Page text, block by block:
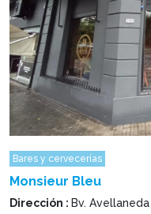
Bares y cervecerías
Monsieur Bleu
Dirección : Bv.